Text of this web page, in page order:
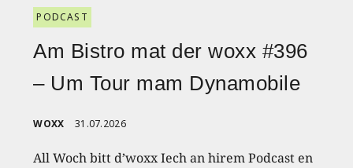
PODCAST
Am Bistro mat der woxx #396
– Um Tour mam Dynamobile
WOXX 31.07.2026
All Woch bitt d’woxx Iech an hirem Podcast en